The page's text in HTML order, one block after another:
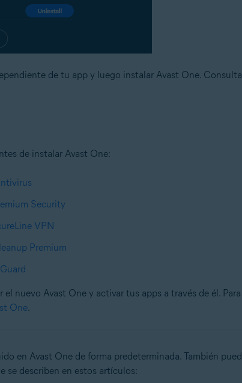
de tu app y luego instalar Avast One.
de instalar Avast One:
Security
VPN
Premium
el nuevo Avast One y activar tus apps a través de él.
One.
en Avast One de forma predeterminada. También
se describen en estos artículos: